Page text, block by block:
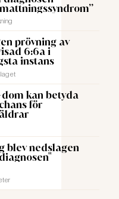
prövning av
6:6a i
instans
dom kan betyda
för
blev nedslagen